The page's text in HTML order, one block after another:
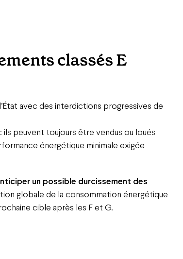
classés E
avec des interdictions progressives de
ils peuvent toujours être vendus ou loués
énergétique minimale exigée
un possible durcissement des
globale de la consommation énergétique
cible après les F et G.